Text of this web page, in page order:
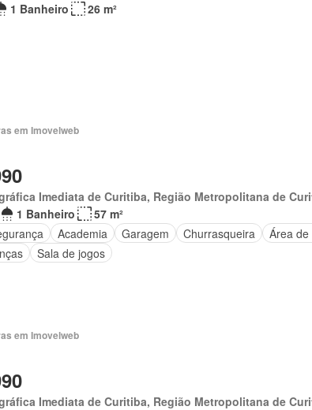
1 Banheiro
26 m²
em Imovelweb
Imediata de Curitiba, Região Metropolitana de
1 Banheiro
57 m²
Academia Garagem Churrasqueira
Área de
Sala de jogos
em Imovelweb
Imediata de Curitiba, Região Metropolitana de